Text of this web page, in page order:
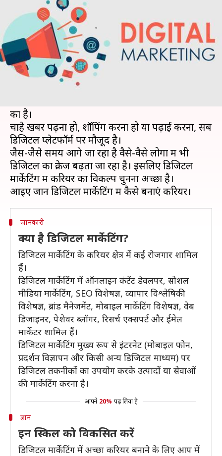
अपना करियर, मिलेगी सफलता
मोना दीक्षित May 15, 2019 09:30 pm
क्या है खबर?
आज के समय में ज्यादातर युवा एक ऐसे क्षेत्र में करियर
बनाना चाहता है, जिसमें स्कोप हो।
का है।
चाहे खबरें पढ़ना हो, शॉपिंग करना हो या पढ़ाई करना, सब
डिजिटल प्लेटफॉर्म पर मौजूद है।
जैस-जैसे समय आगे जा रहा है वैसे-वैसे लोगों में भी
डिजिटल का क्रेज बढ़ता जा रहा है। इसलिए डिजिटल
मार्केटिंग में करियर का विकल्प चुनना अच्छा है।
जानकारी
क्या है डिजिटल मार्केटिंग?
डिजिटल मार्केटिंग के करियर क्षेत्र में कई रोजगार शामिल
हैं।
डिजिटल मार्केटिंग में ऑनलाइन कंटेंट डेवलपर, सोशल
मीडिया मार्केटिंग, SEO विशेषज्ञ, व्यापार विश्लेषिकी
विशेषज्ञ, ब्रांड मैनेजमेंट, मोबाइल मार्केटिंग विशेषज्ञ, वेब
डिजाइनर, पेशेवर ब्लॉगर, रिसर्च एक्सपर्ट और ईमेल
मार्केटर शामिल हैं।
डिजिटल मार्केटिंग मुख्य रूप से इंटरनेट (मोबाइल फोन,
प्रदर्शन विज्ञापन और किसी अन्य डिजिटल माध्यम) पर
डिजिटल तकनीकों का उपयोग करके उत्पादों या सेवाओं
की मार्केटिंग करना है।
आपने 20% पढ़ लिया है
ज्ञान
इन स्किल को विकसित करें
डिजिटल मार्केटिंग में अच्छा करियर बनाने के लिए आप में